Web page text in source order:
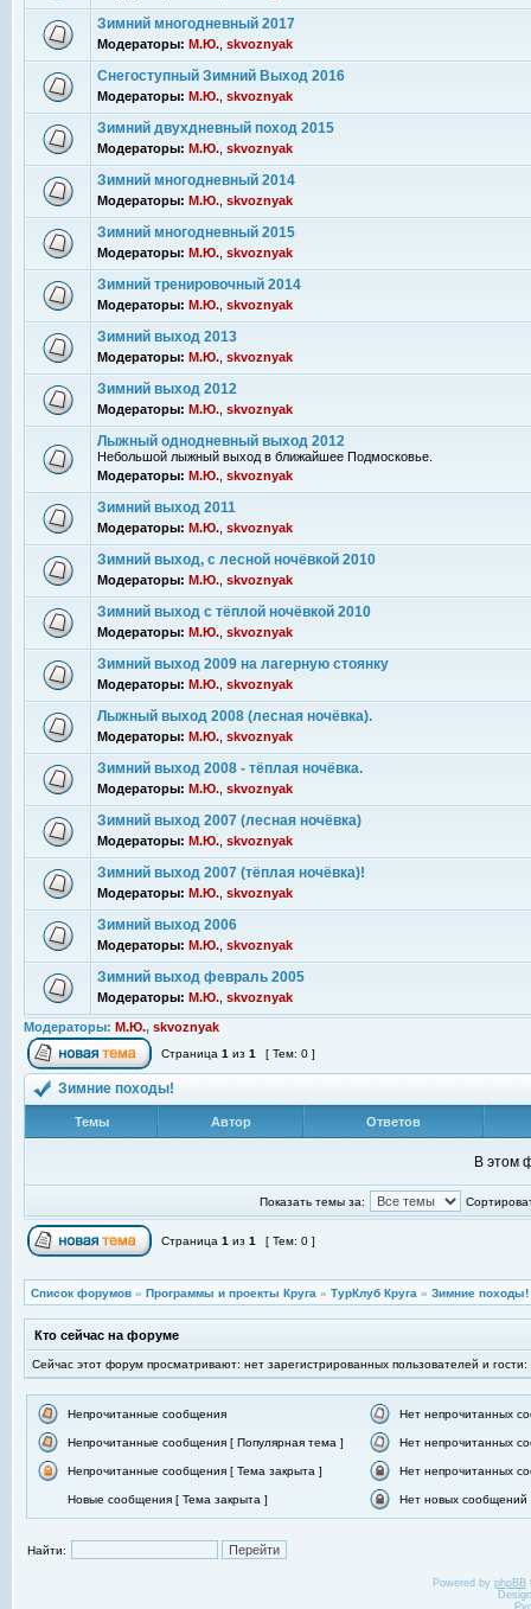
Зимний многодневный 2017
Модераторы: М.Ю. skvoznyak
Снегоступный Зимний Выход 2016
Модераторы: М.Ю. skvoznyak
Зимний двухдневный поход 2015
Модераторы: М.Ю. skvoznyak
Зимний многодневный 2014
Модераторы: М.Ю. skvoznyak
Зимний многодневный 2015
Модераторы: М.Ю. skvoznyak
Зимний тренировочный 2014
Модераторы: М.Ю. skvoznyak
Зимний выход 2013
Модераторы: М.Ю. skvoznyak
Зимний выход 2012
Модераторы: М.Ю. skvoznyak
Лыжный однодневный выход 2012
Небольшой лыжный выход в ближайшее Подмосковье.
Модераторы: М.Ю. skvoznyak
Зимний выход 2011
Модераторы: М.Ю. skvoznyak
Зимний выход, с лесной ночёвкой 2010
Модераторы: М.Ю. skvoznyak
Зимний выход с тёплой ночёвкой 2010
Модераторы: М.Ю. skvoznyak
Зимний выход 2009 на лагерную стоянку
Модераторы: М.Ю. skvoznyak
Лыжный выход 2008 (лесная ночёвка).
Модераторы: М.Ю. skvoznyak
Зимний выход 2008 - тёплая ночёвка.
Модераторы: М.Ю. skvoznyak
Зимний выход 2007 (лесная ночёвка)
Модераторы: М.Ю. skvoznyak
Зимний выход 2007 (тёплая ночёвка)!
Модераторы: М.Ю. skvoznyak
Зимний выход 2006
Модераторы: М.Ю. skvoznyak
Зимний выход февраль 2005
Модераторы: М.Ю. skvoznyak
Модераторы: М.Ю., skvoznyak
Страница 1 из 1 [ Тем: 0 ]
Зимние походы!
Темы Автор Ответов
В этом
Показать темы за:
Страница 1 из 1 [ Тем: 0 ]
Список форумов » Программы и проекты Круга » ТурКлуб Круга » Зимние походы!
Кто сейчас на форуме
Сейчас этот форум просматривают: нет зарегистрированных пользователей и гости:
Непрочитанные сообщения Нет непрочитанных
Непрочитанные сообщения [ Популярная тема ] Нет непрочитанных
Непрочитанные сообщения [ Тема закрыта ] Нет непрочитанных
Новые сообщения [ Тема закрыта ] Нет новых сообщений
Найти:
Powered by phpBB